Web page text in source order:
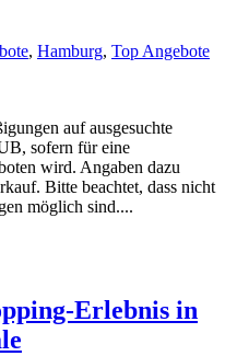
, Hamburg, Top Angebote
auf ausgesuchte
sofern für eine
wird. Angaben dazu
Bitte beachtet, dass nicht
möglich sind....
Erlebnis in